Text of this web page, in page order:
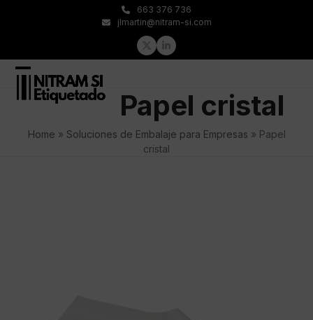
663 376 736
jlmartin@nitram-si.com
TwitterLinkedIn
Open
mobile
menu
Close
mobile
menu
Papel cristal
Home » Soluciones de Embalaje para Empresas » Papel
cristal